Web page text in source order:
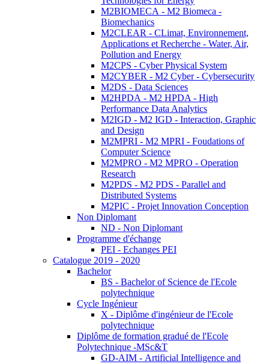
M2BIOMECA - M2 Biomeca -
Biomechanics
M2CLEAR - CLimat, Environnement,
Applications et Recherche - Water, Air,
Pollution and Energy
M2CPS - Cyber Physical System
M2CYBER - M2 Cyber - Cybersecurity
M2DS - Data Sciences
M2HPDA - M2 HPDA - High
Performance Data Analytics
M2IGD - M2 IGD - Interaction, Graphic
and Design
M2MPRI - M2 MPRI - Foudations of
Computer Science
M2MPRO - M2 MPRO - Operation
Research
M2PDS - M2 PDS - Parallel and
Distributed Systems
M2PIC - Projet Innovation Conception
Non Diplomant
ND - Non Diplomant
Programme d'échange
PEI - Echanges PEI
Catalogue 2019 - 2020
Bachelor
BS - Bachelor of Science de l'Ecole
polytechnique
Cycle Ingénieur
X - Diplôme d'ingénieur de l'Ecole
polytechnique
Diplôme de formation gradué de l'Ecole
Polytechnique -MSc&T
GD-AIM - Artificial Intelligence and